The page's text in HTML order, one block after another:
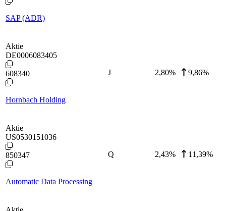
SAP (ADR)
Aktie
DE0006083405
608340
Hornbach Holding
J 2,80% 9,86%
Aktie
US0530151036
850347
Automatic Data Processing
Q 2,43% 11,39%